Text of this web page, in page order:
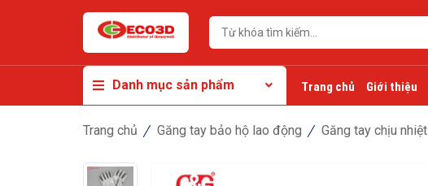
Danh mục sản phẩm Trang chủ Giới thiệu
Trang chủ Găng tay bảo hộ lao động Găng tay chịu nhiệt